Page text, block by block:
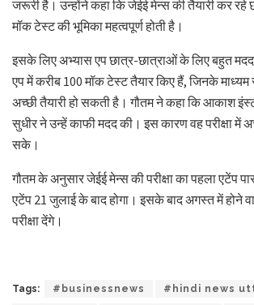
जरूरी है। उन्होंने कहा कि जेईई मेन्स की तैयारी कर
मॉक टेस्ट की भूमिका महत्वपूर्ण होती है।
इसके लिए अभ्यास एप छात्र-छात्राओं के लिए बहुत
एप में करीब 100 मॉक टेस्ट तैयार किए हैं, जिनके माध्यम
अच्छी तैयारी हो सकती है। गौतम ने कहा कि आकाश
सुधीर ने उन्हें काफी मदद की। इस कारण वह परीक्षा में
सके।
गौतम के अनुसार जेईई मेन्स की परीक्षा का पहला एटेंप
एटेंप 21 जुलाई के बाद होगा। इसके बाद अगस्त में होने
परीक्षा देंगे।
Tags: #businessnews #hindi news